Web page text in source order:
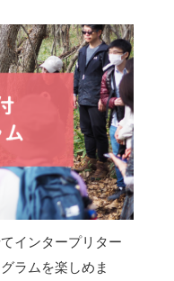
インタープリター
ラムを楽しめま